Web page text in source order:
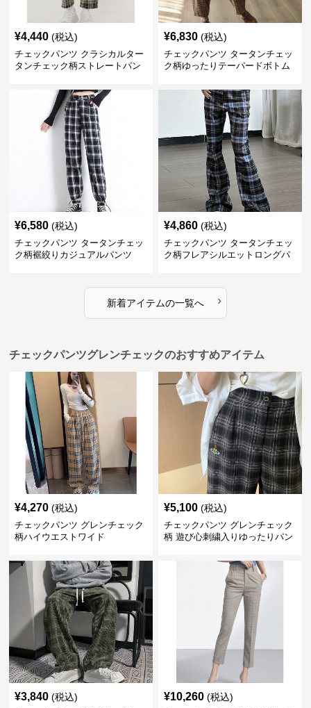
¥4,440 (税込)
チェックパンツ クラシカルター
タンチェック柄ストレートパン
¥6,830 (税込)
チェックパンツ タータンチェッ
ク柄ゆったりテーパードボトム
¥6,580 (税込)
チェックパンツ タータンチェッ
ク柄裾絞りカジュアルパンツ
¥4,860 (税込)
チェックパンツ タータンチェッ
ク柄フレアシルエットロングパ
新着アイテムの一覧へ ›
チェックパンツグレンチェックのおすすめアイテム
¥4,270 (税込)
チェックパンツ グレンチェック
柄ハイウエストワイド
¥5,100 (税込)
チェックパンツ グレンチェック
柄 遊び心刺繍入りゆったりパン
¥3,840 (税込) ¥10,260 (税込)